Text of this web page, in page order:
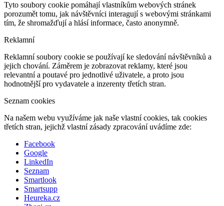
Tyto soubory cookie pomáhají vlastníkům webových stránek
porozumět tomu, jak návštěvníci interagují s webovými stránkami
tím, že shromažďují a hlásí informace, často anonymně.
Reklamní
Reklamní soubory cookie se používají ke sledování návštěvníků a
jejich chování. Záměrem je zobrazovat reklamy, které jsou
relevantní a poutavé pro jednotlivé uživatele, a proto jsou
hodnotnější pro vydavatele a inzerenty třetích stran.
Seznam cookies
Na našem webu využíváme jak naše vlastní cookies, tak cookies
třetích stran, jejichž vlastní zásady zpracování uvádíme zde:
Facebook
Google
LinkedIn
Seznam
Smartlook
Smartsupp
Heureka.cz